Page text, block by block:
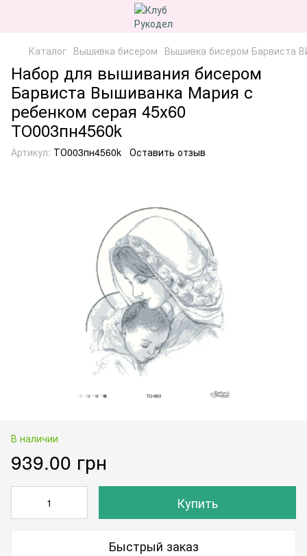
Каталог Вышивка бисером Вышивка бисером Барвиста
Набор для вышивания бисером
Барвиста Вышиванка Мария с
ребенком серая 45х60
ТО003пн4560k
Артикул: ТО003пн4560k Оставить отзыв
В наличии
939.00 грн
Купить
Быстрый заказ